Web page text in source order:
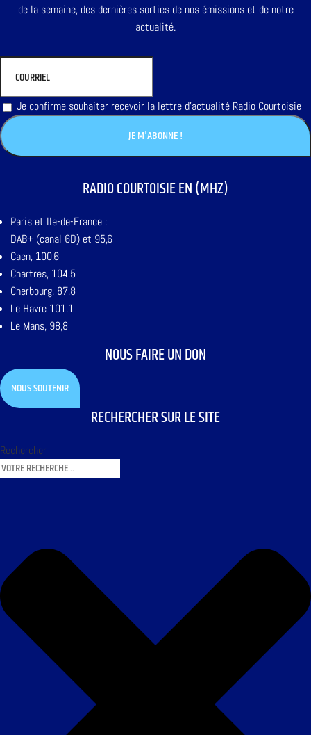
de la semaine, des dernières sorties de nos émissions et de notre
actualité.
Je confirme souhaiter recevoir la lettre d'actualité Radio Courtoisie
RADIO COURTOISIE EN (MHZ)
Paris et Ile-de-France :
DAB+ (canal 6D) et 95,6
Caen, 100,6
Chartres, 104,5
Cherbourg, 87,8
Le Havre 101,1
Le Mans, 98,8
NOUS FAIRE UN DON
NOUS SOUTENIR
RECHERCHER SUR LE SITE
Rechercher